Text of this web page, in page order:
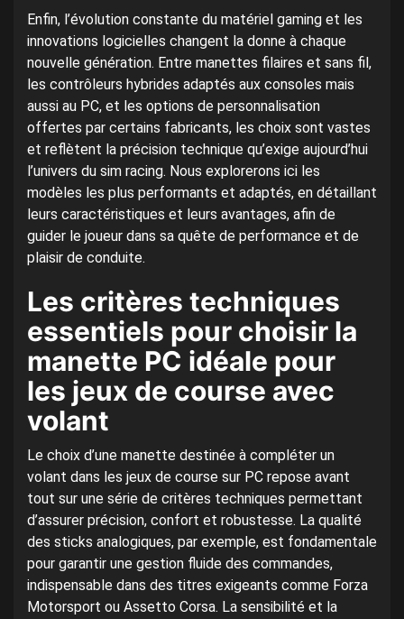
Enfin, l’évolution constante du matériel gaming et les
innovations logicielles changent la donne à chaque
nouvelle génération. Entre manettes filaires et sans fil,
les contrôleurs hybrides adaptés aux consoles mais
aussi au PC, et les options de personnalisation
offertes par certains fabricants, les choix sont vastes
et reflètent la précision technique qu’exige aujourd’hui
l’univers du sim racing. Nous explorerons ici les
modèles les plus performants et adaptés, en détaillant
leurs caractéristiques et leurs avantages, afin de
guider le joueur dans sa quête de performance et de
plaisir de conduite.
Les critères techniques
essentiels pour choisir la
manette PC idéale pour
les jeux de course avec
volant
Le choix d’une manette destinée à compléter un
volant dans les jeux de course sur PC repose avant
tout sur une série de critères techniques permettant
d’assurer précision, confort et robustesse. La qualité
des sticks analogiques, par exemple, est fondamentale
pour garantir une gestion fluide des commandes,
indispensable dans des titres exigeants comme Forza
Motorsport ou Assetto Corsa. La sensibilité et la